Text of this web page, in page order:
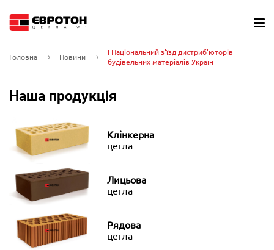
Головна Новини
І Національний з'їзд дистриб'юторів
будівельних матеріалів Україн
Наша продукція
Клінкерна
цегла
Лицьова
цегла
Рядова
цегла